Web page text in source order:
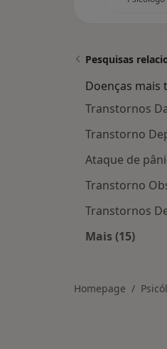
Pesquisas
Doenças mais
Transtornos
Transtorno
Ataque de
Transtorno
Transtornos
Mais (15)
Homepage